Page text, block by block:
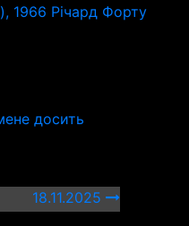
1966 Річард Форту
досить
18.11.2025